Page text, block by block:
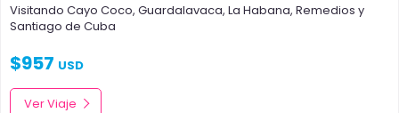
Visitando Cayo Coco, Guardalavaca, La Habana, Remedios y
Santiago de Cuba
$957 USD
Ver Viaje